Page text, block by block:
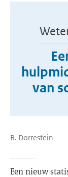
van
R. Dorrestein
Een nieuw